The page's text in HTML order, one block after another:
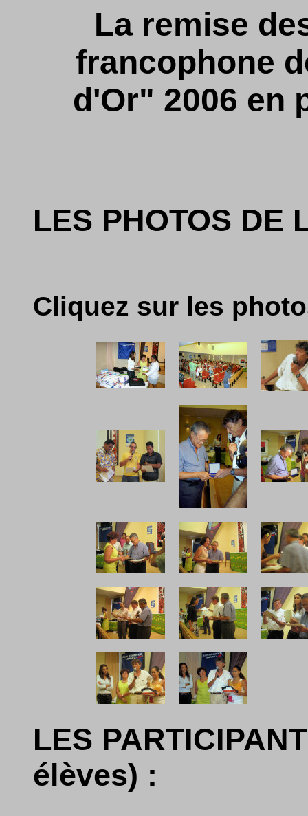
La remise
francophone
d'Or" 2006 en
LES PHOTOS DE
Cliquez sur les
LES
élèves) :